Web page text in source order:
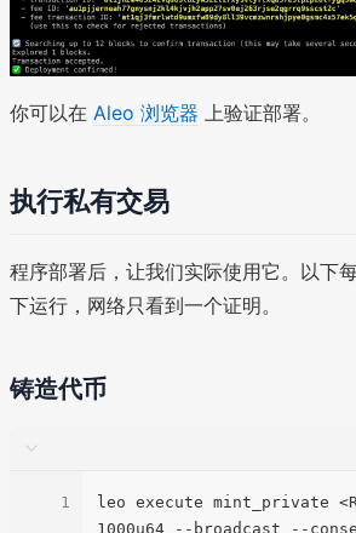
你可以在 Aleo 浏览器 上验证部署。
执行私有交易
程序部署后，让我们实际使用它。以下
下运行，网络只看到一个证明。
铸造代币
1
leo execute mint_private